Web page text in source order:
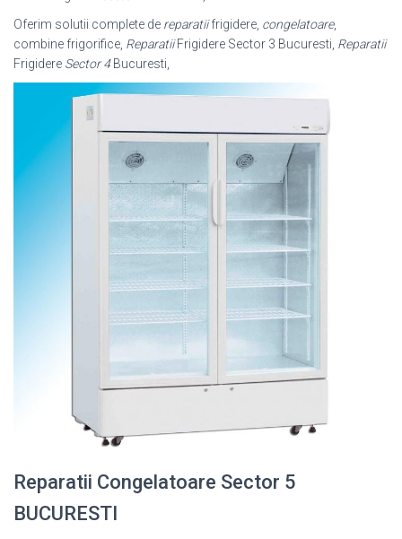
Oferim solutii complete de reparatiifrigidere, congelatoare,
combine frigorifice, ReparatiiFrigidere Sector 3 Bucuresti, Reparatii
Frigidere Sector 4Bucuresti,
Reparatii Congelatoare Sector 5
BUCURESTI